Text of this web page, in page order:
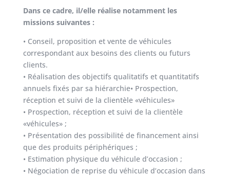
Dans ce cadre, il/elle réalise notamment les
missions suivantes :
• Conseil, proposition et vente de véhicules
correspondant aux besoins des clients ou futurs
clients.
• Réalisation des objectifs qualitatifs et quantitatifs
annuels fixés par sa hiérarchie• Prospection,
réception et suivi de la clientèle «véhicules»
• Prospection, réception et suivi de la clientèle
«véhicules» ;
• Présentation des possibilité de financement ainsi
que des produits périphériques ;
• Estimation physique du véhicule d’occasion ;
• Négociation de reprise du véhicule d’occasion dans